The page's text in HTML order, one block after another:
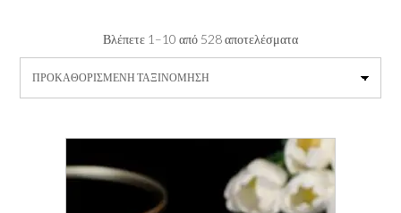
Βλέπετε 1–10 από 528 αποτελέσματα